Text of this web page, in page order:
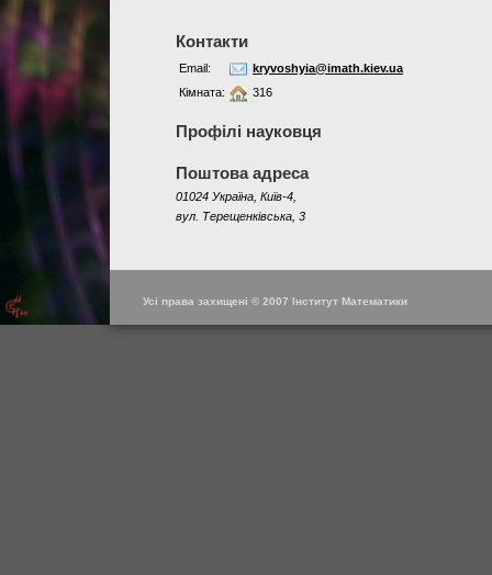
Контакти
Email:
kryvoshyia@imath.kiev.ua
Кімната:
316
Профілі науковця
Поштова адреса
01024 Україна, Київ-4,
вул. Терещенківська, 3
Усі права захищені © 2007 Інститут Математики